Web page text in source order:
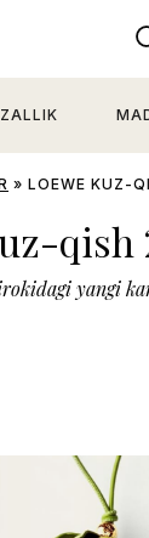
» LOEWE KUZ-
qish
yangi